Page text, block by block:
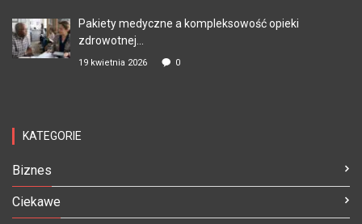
Pakiety medyczne a kompleksowość opieki
zdrowotnej...
19 kwietnia 2026 0
KATEGORIE
Biznes
Ciekawe